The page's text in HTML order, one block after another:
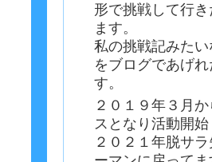
形で挑戦して行
ます。
私の挑戦記みた
をブログであげ
す。
２０１９年３月
スとなり活動開始
２０２１年脱サ